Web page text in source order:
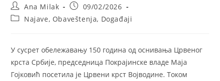
Post
author:
Ana Milak
Post
published:
09/02/2026
PostNajave, Obaveštenja, Događaji
У сусрет обележавању 150 година од оснивања Црвеног
крста Србије, председница Покрајинске владе Маја
Гојковић посетила је Црвени крст Војводине. Током